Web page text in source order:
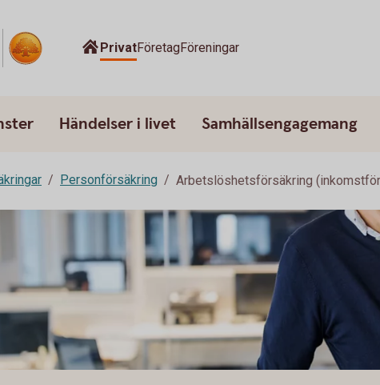
PrivatFöretagFöreningar
Händelser i livet Samhällsengagemang
Personförsäkring Arbetslöshetsförsäkring